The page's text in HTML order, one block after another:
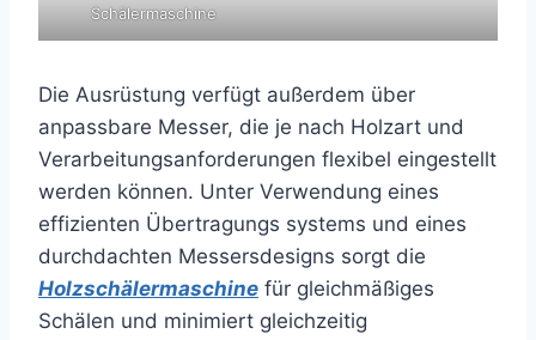
Schälermaschine
Die Ausrüstung verfügt außerdem über
anpassbare Messer, die je nach Holzart und
Verarbeitungsanforderungen flexibel eingestellt
werden können. Unter Verwendung eines
effizienten Übertragungs systems und eines
durchdachten Messersdesigns sorgt die
Holzschälermaschine für gleichmäßiges
Schälen und minimiert gleichzeitig